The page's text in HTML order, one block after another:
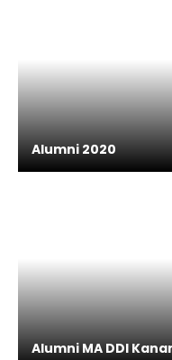
Alumni 2020
Alumni MA DDI